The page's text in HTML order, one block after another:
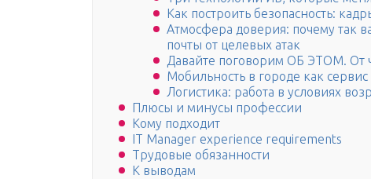
Как построить безопасность:
Атмосфера доверия: почему так
почты от целевых атак
Давайте поговорим ОБ ЭТОМ. От
Мобильность в городе как сервис
Логистика: работа в условиях
Плюсы и минусы профессии
Кому подходит
IT Manager experience requirements
Трудовые обязанности
К выводам